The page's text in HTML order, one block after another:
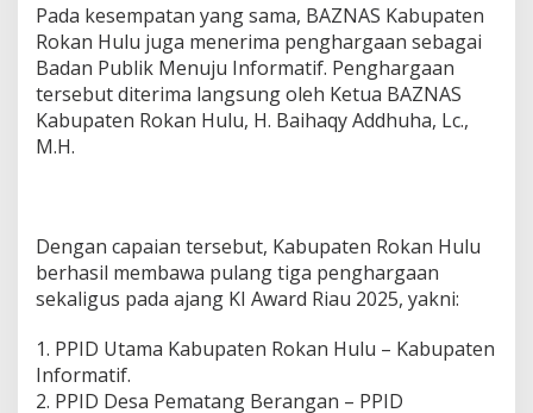
Pada kesempatan yang sama, BAZNAS Kabupaten
Rokan Hulu juga menerima penghargaan sebagai
Badan Publik Menuju Informatif. Penghargaan
tersebut diterima langsung oleh Ketua BAZNAS
Kabupaten Rokan Hulu, H. Baihaqy Addhuha, Lc.,
M.H.
Dengan capaian tersebut, Kabupaten Rokan Hulu
berhasil membawa pulang tiga penghargaan
sekaligus pada ajang KI Award Riau 2025, yakni:
1. PPID Utama Kabupaten Rokan Hulu – Kabupaten
Informatif.
2. PPID Desa Pematang Berangan – PPID